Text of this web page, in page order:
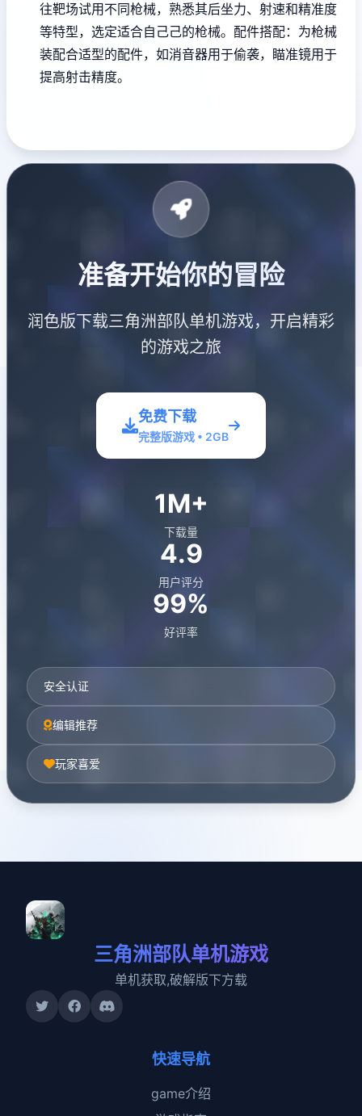
往靶场试用不同枪械，熟悉其后坐力、射速和精准度
等特型，选定适合自己己的枪械。 配件搭配：为枪械
装配合适型的配件，如消音器用于偷袭，瞄准镜用于
提高射击精度。
准备开始你的冒险
润色版下载三角洲部队单机游戏，开启精彩
的游戏之旅
免费下载
完整版游戏 • 2GB
1M+
下载量
4.9
用户评分
99%
好评率
安全认证
编辑推荐
玩家喜爱
三角洲部队单机游戏
单机获取,破解版下方载
快速导航
game介绍